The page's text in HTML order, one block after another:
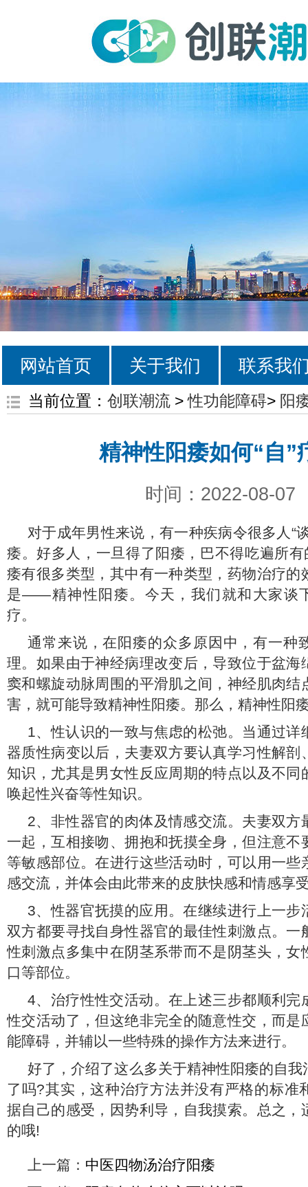
网站首页 关于我们 联系我
当前位置： 创联潮流>性功能障碍> 阳
精神性阳痿如何“自”
时间：2022-08-07
对于成年男性来说，有一种疾病令很多人“
痿。好多人，一旦得了阳痿，巴不得吃遍所有
痿有很多类型，其中有一种类型，药物治疗的
是——精神性阳痿。今天，我们就和大家谈
疗。
通常来说，在阳痿的众多原因中，有一种
理。如果由于神经病理改变后，导致位于盆海
窦和螺旋动脉周围的平滑肌之间，神经肌肉结
害，就可能导致精神性阳痿。那么，精神性阳
1、性认识的一致与焦虑的松弛。当通过详
器质性病变以后，夫妻双方要认真学习性解剖
知识，尤其是男女性反应周期的特点以及不同
唤起性兴奋等性知识。
2、非性器官的肉体及情感交流。夫妻双方
一起，互相接吻、拥抱和抚摸全身，但注意不
等敏感部位。在进行这些活动时，可以用一些
感交流，并体会由此带来的皮肤快感和情感享
3、性器官抚摸的应用。在继续进行上一步
双方都要寻找自身性器官的最佳性刺激点。一
性刺激点多集中在阴茎系带而不是阴茎头，女
口等部位。
4、治疗性性交活动。在上述三步都顺利完
性交活动了，但这绝非完全的随意性交，而是
能障碍，并辅以一些特殊的操作方法来进行。
好了，介绍了这么多关于精神性阳痿的自
了吗?其实，这种治疗方法并没有严格的标准
据自己的感受，因势利导，自我摸索。总之，
的哦!
上一篇： 中医四物汤治疗阳痿